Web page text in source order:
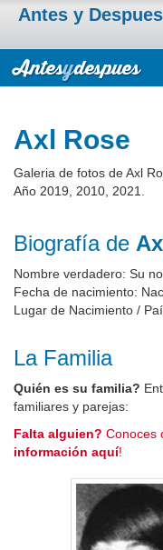
Antes y
Axl Rose
Galeria de fotos de Axl
Año 2019, 2010, 2021.
Biografía de
Nombre verdadero: Su
Fecha de nacimiento:
Lugar de Nacimiento /
La Familia
Quién es su familia?
familiares y parejas:
Falta alguien? Conoces
información aquí!